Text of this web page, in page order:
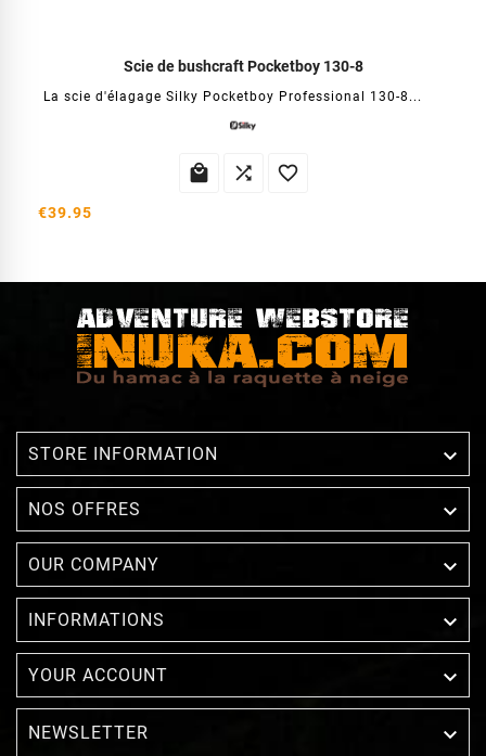
Scie de bushcraft Pocketboy 130-8
La scie d'élagage Silky Pocketboy Professional 130-8...
  
€39.95
STORE INFORMATION 
NOS OFFRES 
OUR COMPANY 
INFORMATIONS 
YOUR ACCOUNT 
NEWSLETTER 